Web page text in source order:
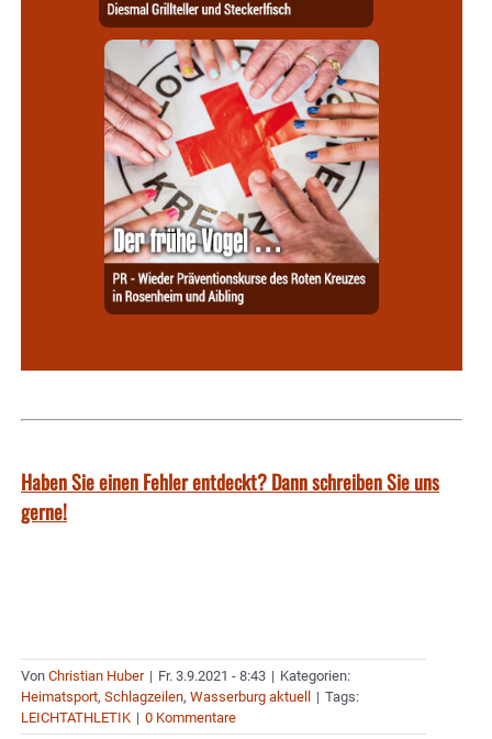
Haben Sie einen Fehler entdeckt? Dann schreiben Sie uns
gerne!
Von Christian Huber | Fr. 3.9.2021 - 8:43 | Kategorien:
Heimatsport, Schlagzeilen, Wasserburg aktuell | Tags:
LEICHTATHLETIK | 0 Kommentare